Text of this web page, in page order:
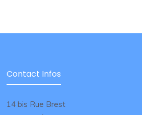
Contact Infos
14 bis Rue Brest